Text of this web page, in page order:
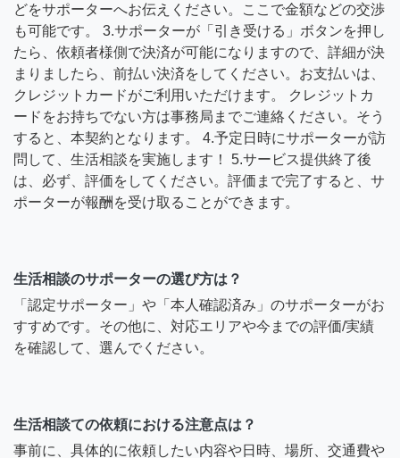
どをサポーターへお伝えください。ここで金額などの交渉
も可能です。 3.サポーターが「引き受ける」ボタンを押し
たら、依頼者様側で決済が可能になりますので、詳細が決
まりましたら、前払い決済をしてください。お支払いは、
クレジットカードがご利用いただけます。 クレジットカ
ードをお持ちでない方は事務局までご連絡ください。そう
すると、本契約となります。 4.予定日時にサポーターが訪
問して、生活相談を実施します！ 5.サービス提供終了後
は、必ず、評価をしてください。評価まで完了すると、サ
ポーターが報酬を受け取ることができます。
生活相談のサポーターの選び方は？
「認定サポーター」や「本人確認済み」のサポーターがお
すすめです。その他に、対応エリアや今までの評価/実績
を確認して、選んでください。
生活相談ての依頼における注意点は？
事前に、具体的に依頼したい内容や日時、場所、交通費や